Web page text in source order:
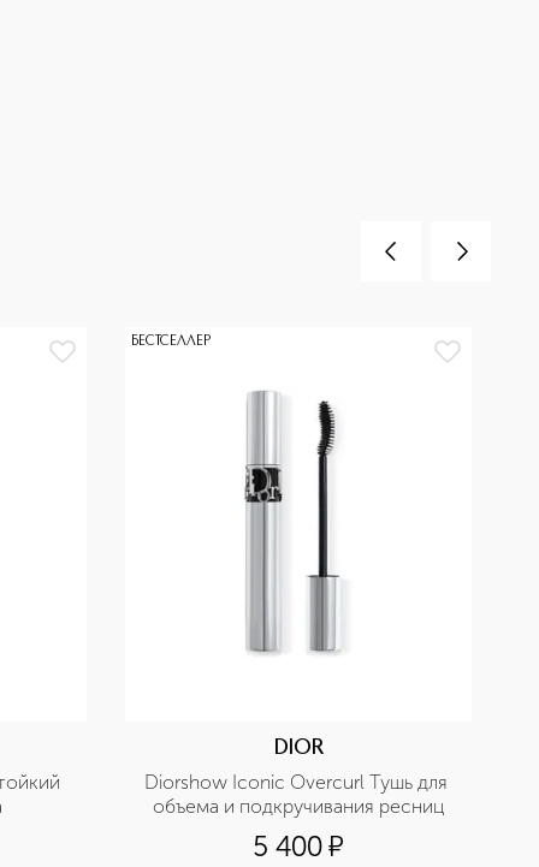
БЕСТСЕЛЛЕР
DIOR
Diorshow Iconic Overcurl Тушь для
объема и подкручивания ресниц
5 400¤